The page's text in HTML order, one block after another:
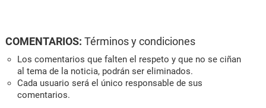
COMENTARIOS: Términos y condiciones
Los comentarios que falten el respeto y que no se ciñan
al tema de la noticia, podrán ser eliminados.
Cada usuario será el único responsable de sus
comentarios.